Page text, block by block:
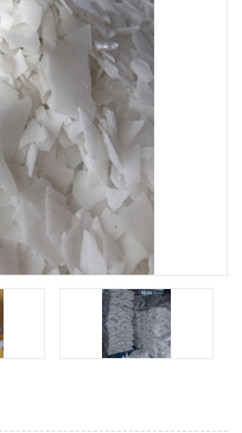
一水柠檬酸
葡萄糖酸钠
磷酸二氢钾
三聚磷酸钠
工业白糖
过硫酸铵